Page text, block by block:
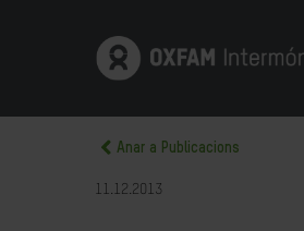
Anar a Publicacions
11.12.2013